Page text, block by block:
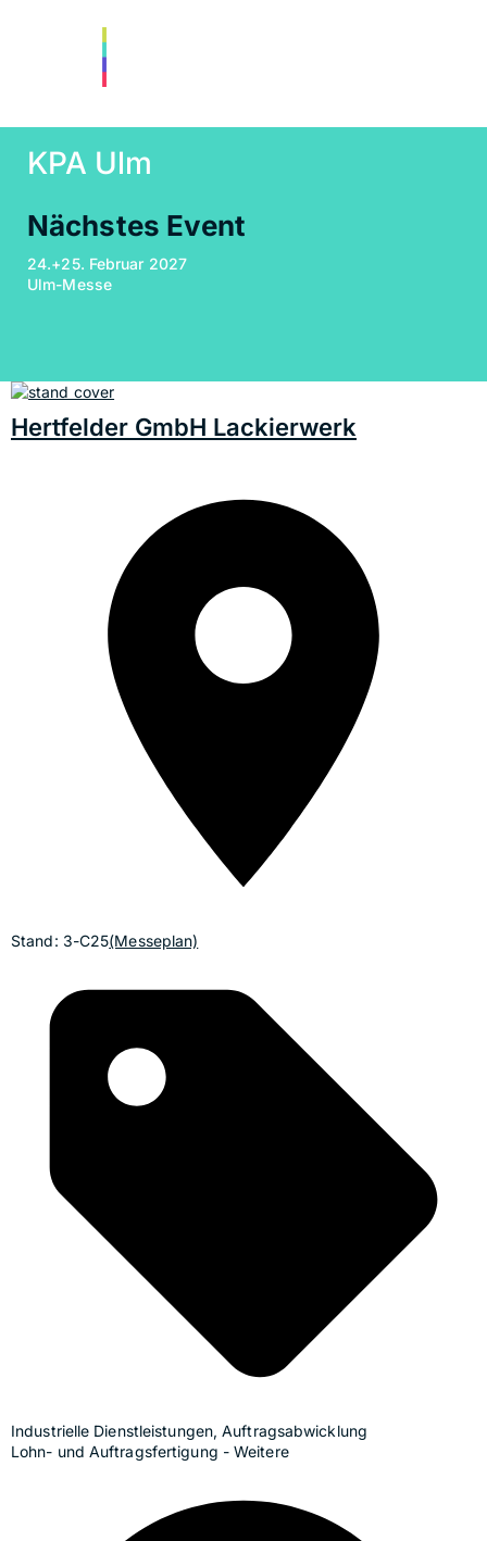
KPA Ulm
Nächstes Event
24.+25. Februar 2027
Ulm-Messe
Hertfelder GmbH Lackierwerk
Stand: 3-C25(Messeplan)
Industrielle Dienstleistungen, Auftragsabwicklung
Lohn- und Auftragsfertigung - Weitere